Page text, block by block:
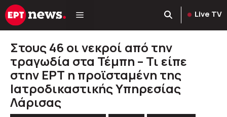
Μετάβαση
σε
Live TV
Στους 46 οι νεκροί από την
τραγωδία στα Τέμπη – Τι είπε
στην ΕΡΤ η προϊσταμένη της
Ιατροδικαστικής Υπηρεσίας
Λάρισας